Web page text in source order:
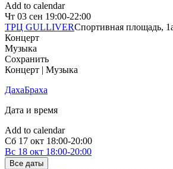
Add to calendar
Чт 03 сен 19:00-22:00
ТРЦ GULLIVERСпортивная площадь,
Концерт
Музыка
Сохранить
Концерт | Музыка
ДахаБраха
Дата и время
Add to calendar
Сб 17 окт 18:00-20:00
Вс 18 окт 18:00-20:00
Все даты